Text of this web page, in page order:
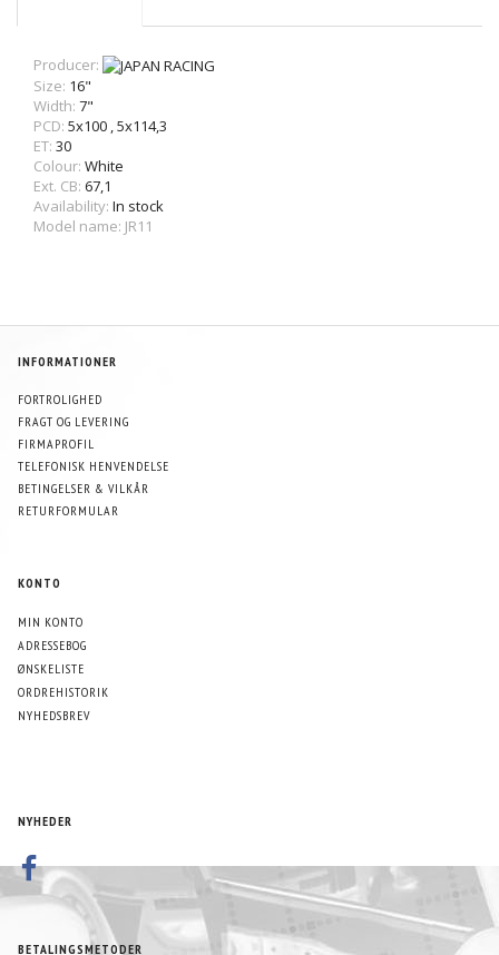
Producer:
Size: 16"
Width: 7"
PCD: 5x100 ,5x114,3
ET: 30
Colour: White
Ext. CB: 67,1
Availability: In stock
Model name: JR11
INFORMATIONER
FORTROLIGHED
FRAGT OG LEVERING
FIRMAPROFIL
TELEFONISK HENVENDELSE
BETINGELSER & VILKÅR
RETURFORMULAR
KONTO
MIN KONTO
ADRESSEBOG
ØNSKELISTE
ORDREHISTORIK
NYHEDSBREV
NYHEDER
BETALINGSMETODER